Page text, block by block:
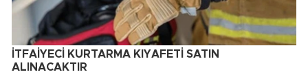
İTFAİYECİ KURTARMA KIYAFETİ SATIN
ALINACAKTIR